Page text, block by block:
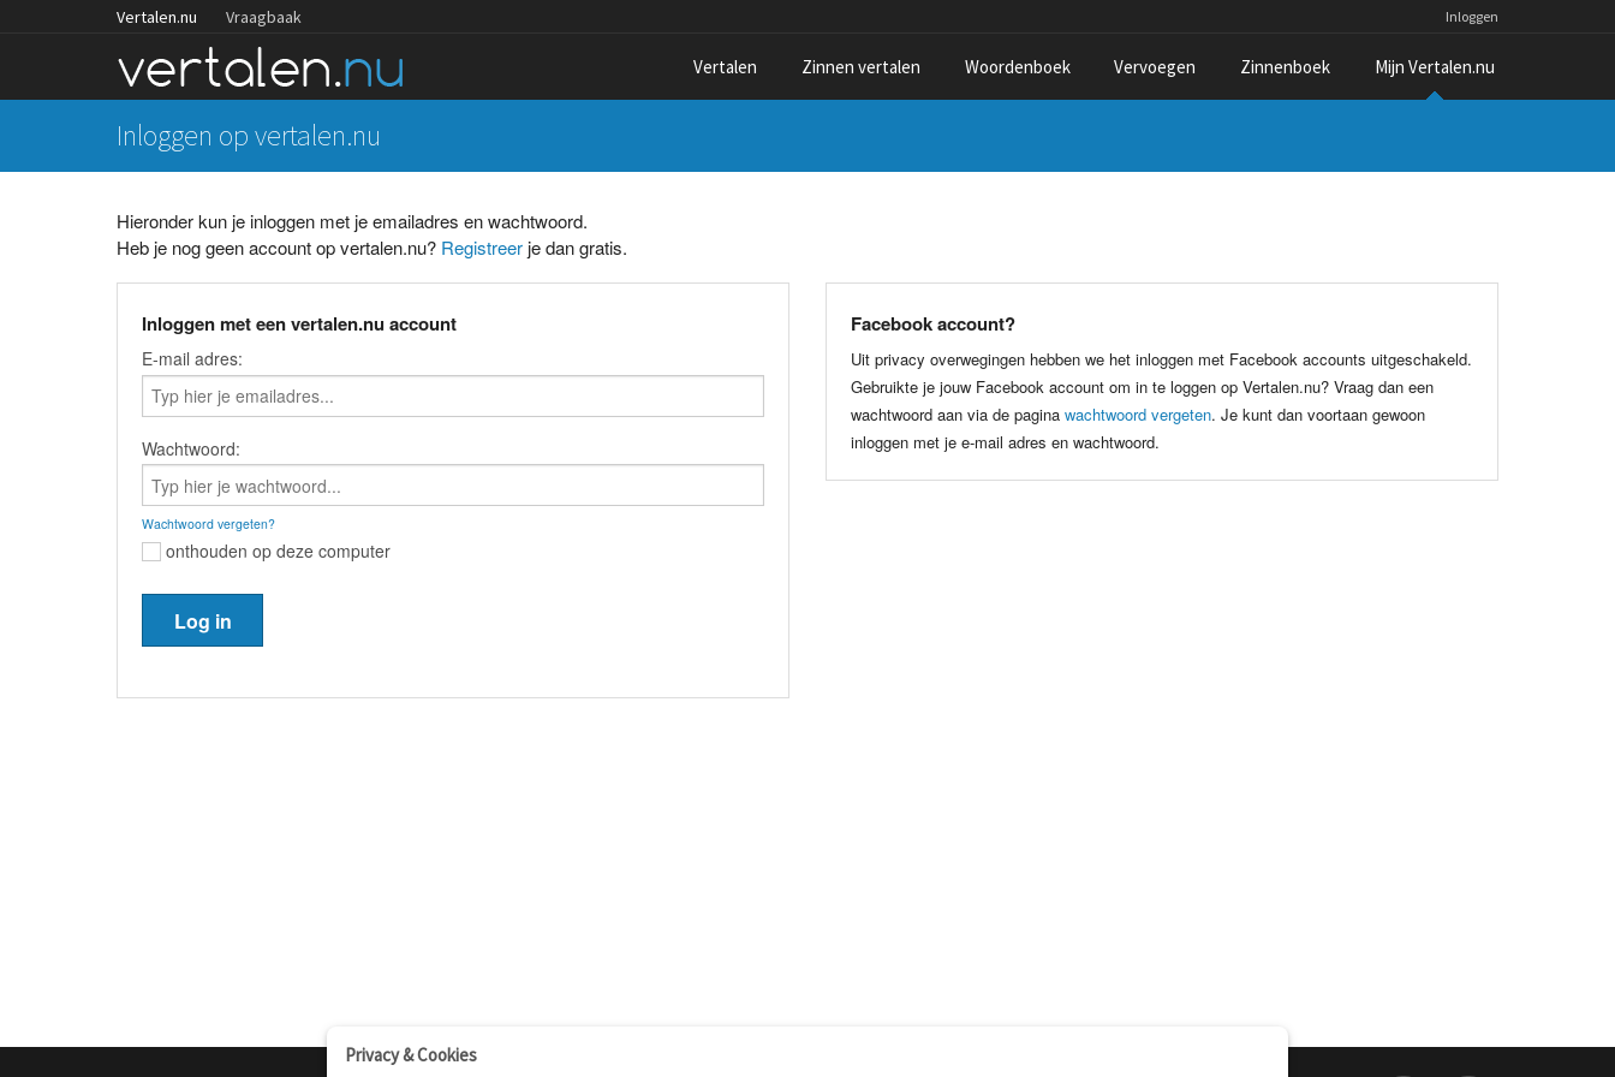
Vertalen.nu Vraagbaak Inloggen
Vertalen Zinnen vertalen Woordenboek Vervoegen Zinnenboek Mijn Vertalen.nu
Inloggen op vertalen.nu
Hieronder kun je inloggen met je emailadres en wachtwoord.
Heb je nog geen account op vertalen.nu? Registreerje dan gratis.
Inloggen met een vertalen.nu account
E-mail adres:
Wachtwoord:
Wachtwoord vergeten?
onthouden op deze computer
Facebook account?
Uit privacy overwegingen hebben we het inloggen met Facebook accounts uitgeschakeld.
Gebruikte je jouw Facebook account om in te loggen op Vertalen.nu? Vraag dan een
wachtwoord aan via de pagina wachtwoord vergeten. Je kunt dan voortaan gewoon
inloggen met je e-mail adres en wachtwoord.
Privacy & Cookies